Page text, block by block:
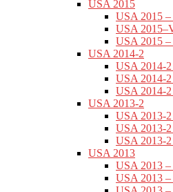
USA 2015
USA 2015 –
USA
USA 2015 –
USA 2014-2
USA 2014-2
USA 2014-
USA 2014-
USA 2013-2
USA 2013-2
USA 2013-
USA 2013-
USA 2013
USA 2013 –
USA 2013 –